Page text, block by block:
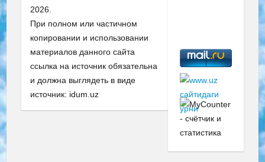
2026.
При полном или частичном
копировании и использовании
материалов данного сайта
ссылка на источник обязательна
и должна выглядеть в виде
источник: idum.uz